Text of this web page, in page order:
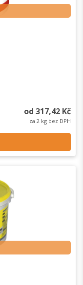
od 317,42 Kč
za 2 kg bez DPH